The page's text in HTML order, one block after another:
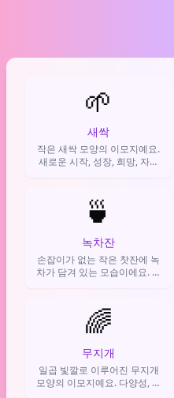
🌱
새싹
작은 새싹 모양의 이모지예요.
새로운 시작, 성장, 희망, 자연
🍵
녹차잔
손잡이가 없는 작은 찻잔에 녹
차가 담겨 있는 모습이에요. 차
🌈
무지개
일곱 빛깔로 이루어진 무지개
모양의 이모지예요. 다양성, 포